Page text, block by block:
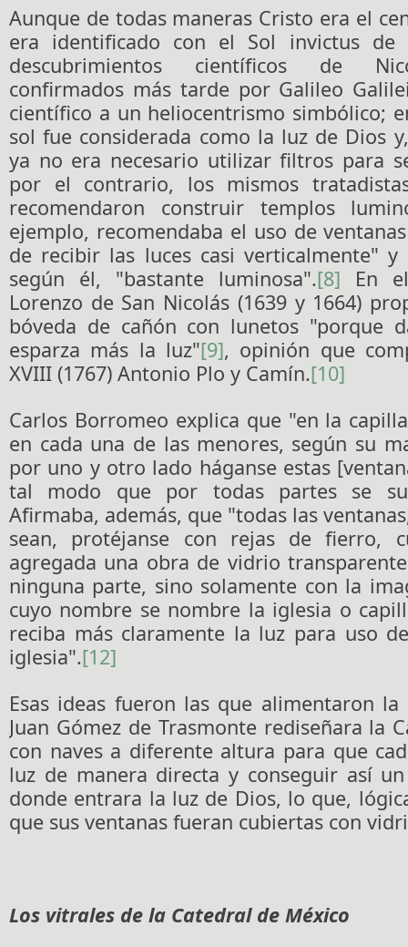
Aunque de todas maneras Cristo era el
era identificado con el Sol invictus de
descubrimientos científicos de
confirmados más tarde por Galileo
científico a un heliocentrismo simbólico;
sol fue considerada como la luz de Dios
ya no era necesario utilizar filtros para
por el contrario, los mismos
recomendaron construir templos
ejemplo, recomendaba el uso de
de recibir las luces casi verticalmente"
según él, "bastante luminosa".[8] En
Lorenzo de San Nicolás (1639 y 1664)
bóveda de cañón con lunetos "porque
esparza más la luz"[9], opinión que
XVIII (1767) Antonio Plo y Camín.[10]
Carlos Borromeo explica que "en la
en cada una de las menores, según su
por uno y otro lado háganse estas
tal modo que por todas partes se
Afirmaba, además, que "todas las
sean, protéjanse con rejas de fierro,
agregada una obra de vidrio
ninguna parte, sino solamente con la
cuyo nombre se nombre la iglesia o
reciba más claramente la luz para uso
iglesia".[12]
Esas ideas fueron las que alimentaron la
Juan Gómez de Trasmonte rediseñara la
con naves a diferente altura para que
luz de manera directa y conseguir así
donde entrara la luz de Dios, lo que,
que sus ventanas fueran cubiertas con
Los vitrales de la Catedral de México